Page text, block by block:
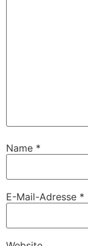
Name *
E-Mail-Adresse *